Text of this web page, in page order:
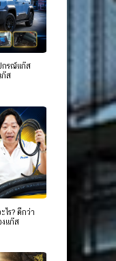
กรณ์แก๊ส
ก๊ส
ร? ดีกว่า
แก๊ส